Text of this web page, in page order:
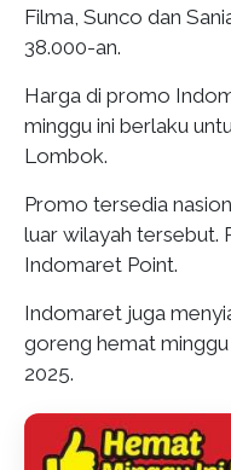
Filma, Sunco dan
38.000-an.
Harga di promo
minggu ini berlaku
Lombok.
Promo tersedia
luar wilayah tersebut.
Indomaret Point.
Indomaret juga
goreng hemat minggu
2025.